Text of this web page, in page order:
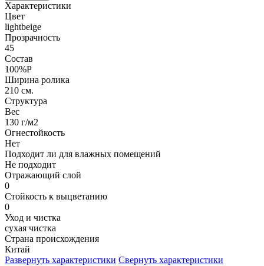
Характеристики
Цвет
lightbeige
Прозрачность
45
Состав
100%P
Ширина ролика
210 см.
Структура
Вес
130 г/м2
Огнестойкость
Нет
Подходит ли для влажных помещений
Не подходит
Отражающий слой
0
Стойкость к выцветанию
0
Уход и чистка
сухая чистка
Страна происхождения
Китай
Развернуть характеристики Свернуть характеристики